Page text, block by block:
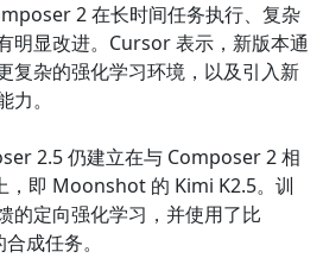
2 在长时间任务执行、复杂
明显改进。Cursor 表示，新版本通
复杂的强化学习环境，以及引入新
。
2.5 仍建立在与 Composer 2 相
即 Moonshot 的 Kimi K2.5。训
的定向强化学习，并使用了比
成任务。